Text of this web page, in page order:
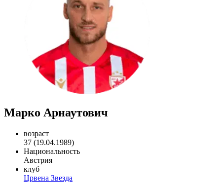
Марко Арнаутович
возраст
37 (19.04.1989)
Национальность
Австрия
клуб
Црвена Звезда